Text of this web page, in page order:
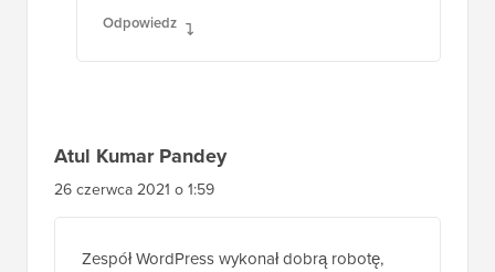
Odpowiedz
Atul Kumar Pandey
26 czerwca 2021 o 1:59
Zespół WordPress wykonał dobrą robotę,